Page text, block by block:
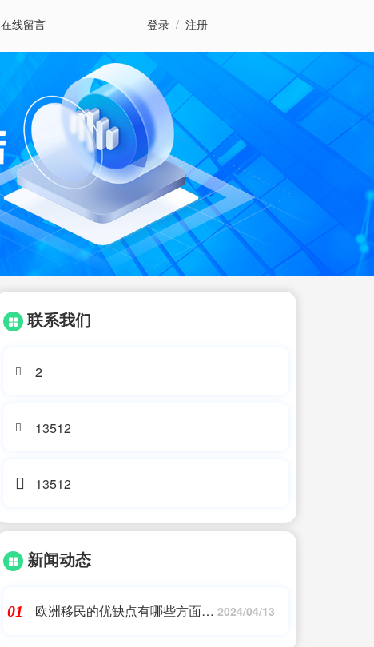
在线留言 登录 / 注册
联系我们
2
13512
13512
新闻动态
01
欧洲移民的优缺点有哪些方面的 2024/04/13